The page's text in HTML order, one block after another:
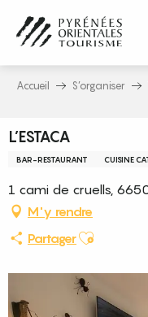
contenu
principal
Accueil S’organiser
L’ESTACA
BAR-RESTAURANT CUISINE
1 cami de cruells,
M'y rendre
PartagerAjouter aux